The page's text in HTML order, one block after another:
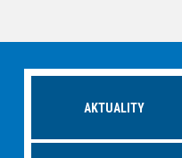
AKTUALITY